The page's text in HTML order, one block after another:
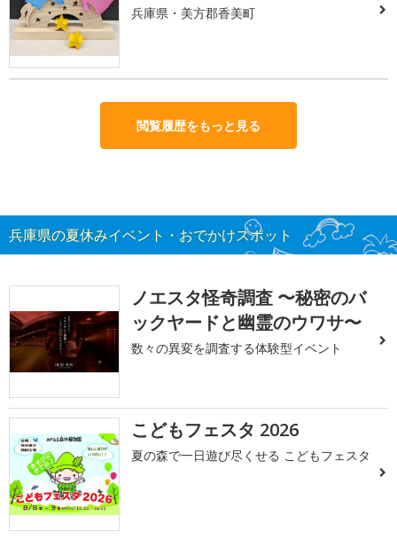
兵庫県・美方郡香美町
閲覧履歴をもっと見る
兵庫県の夏休みイベント・おでかけスポット
ノエスタ怪奇調査 〜秘密のバ
ックヤードと幽霊のウワサ〜
数々の異変を調査する体験型イベント
こどもフェスタ 2026
夏の森で一日遊び尽くせる こどもフェスタ